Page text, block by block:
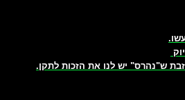
ש"נהרס" יש לנו את הזכות לתקן.